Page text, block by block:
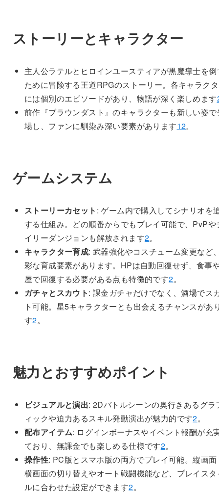
ストーリーとキャラクター
主人公ラテルとヒロインユースティアが黒魔導士を倒
ために冒険する王道RPGのストーリー。各キャラク
には個別のエピソードがあり、物語が深く楽しめます
前作『ブラウンダスト』のキャラクターも新しい姿で
場し、ファンに馴染み深い要素があります12。
ゲームシステム
ストーリーカセット : ゲーム内で購入してシナリオを
する仕組み。どの順番からでもプレイ可能で、PvPや
イリーダンジョンも解放されます2。
キャラクター育成: 武器強化やコスチューム変更など
彩な育成要素があります。HPは自動回復せず、食事
屋で回復する必要がある点も特徴的です2。
ガチャとスカウト: 課金ガチャだけでなく、酒場でス
ト可能。星5キャラクターとも出会えるチャンスがあ
す2。
魅力とおすすめポイント
ビジュアルと演出: 2Dバトルシーンの奥行きあるグラ
ィックや迫力あるスキル発動演出が魅力的です2。
配布アイテム: ログインボーナスやイベント報酬が充
ており、無課金でも楽しめる仕様です2。
操作性: PC版とスマホ版の両方でプレイ可能。縦画面
横画面の切り替えやオート戦闘機能など、プレイスタ
ルに合わせた設定ができます2。